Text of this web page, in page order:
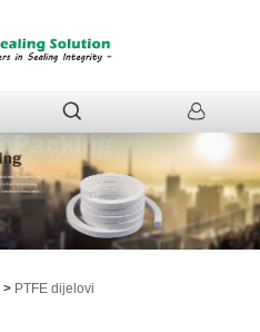
> PTFE dijelovi